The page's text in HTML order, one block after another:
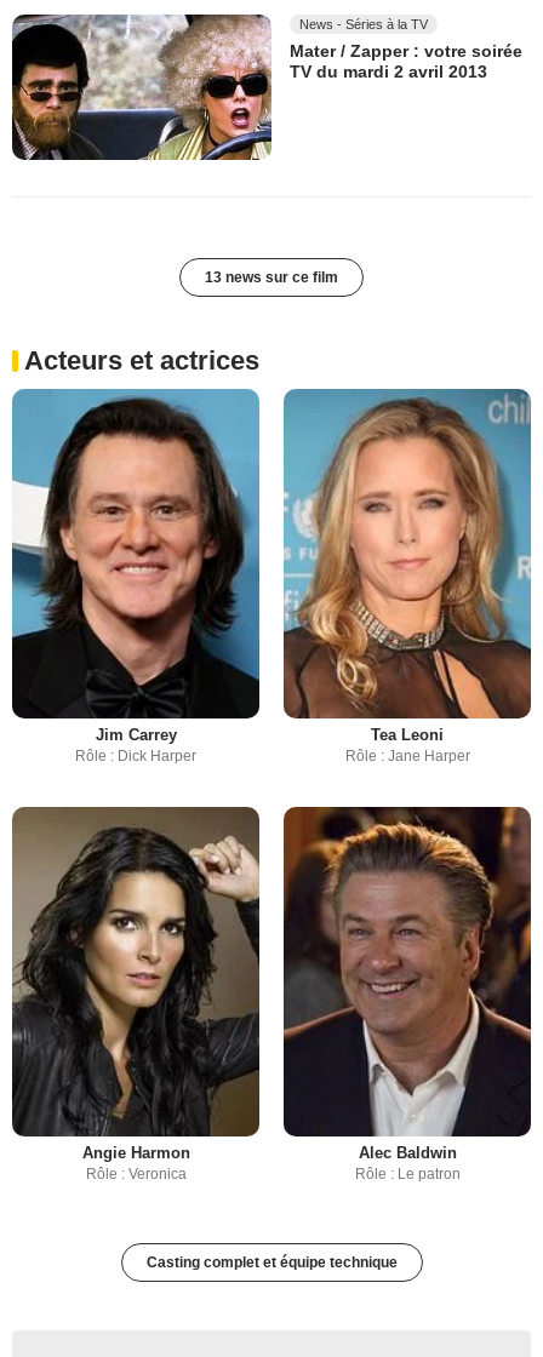
News - Séries à la TV
Mater / Zapper : votre soirée
TV du mardi 2 avril 2013
13 news sur ce film
Acteurs et actrices
Jim Carrey
Rôle : Dick Harper
Tea Leoni
Rôle : Jane Harper
Angie Harmon
Rôle : Veronica
Alec Baldwin
Rôle : Le patron
Casting complet et équipe technique